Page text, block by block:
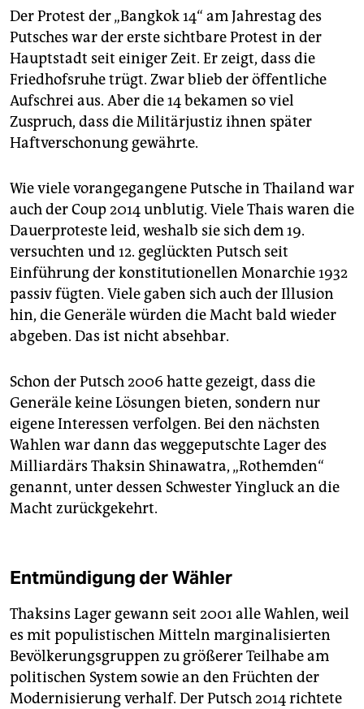
Der Protest der „Bangkok 14“ am Jahrestag des
Putsches war der erste sichtbare Protest in der
Hauptstadt seit einiger Zeit. Er zeigt, dass die
Friedhofsruhe trügt. Zwar blieb der öffentliche
Aufschrei aus. Aber die 14 bekamen so viel
Zuspruch, dass die Militärjustiz ihnen später
Haftverschonung gewährte.
Wie viele vorangegangene Putsche in Thailand war
auch der Coup 2014 unblutig. Viele Thais waren die
Dauerproteste leid, weshalb sie sich dem 19.
versuchten und 12. geglückten Putsch seit
Einführung der konstitutionellen Monarchie 1932
passiv fügten. Viele gaben sich auch der Illusion
hin, die Generäle würden die Macht bald wieder
abgeben. Das ist nicht absehbar.
Schon der Putsch 2006 hatte gezeigt, dass die
Generäle keine Lösungen bieten, sondern nur
eigene Interessen verfolgen. Bei den nächsten
Wahlen war dann das weggeputschte Lager des
Milliardärs Thaksin Shinawatra, „Rothemden“
genannt, unter dessen Schwester Yingluck an die
Macht zurückgekehrt.
Entmündigung der Wähler
Thaksins Lager gewann seit 2001 alle Wahlen, weil
es mit populistischen Mitteln marginalisierten
Bevölkerungsgruppen zu größerer Teilhabe am
politischen System sowie an den Früchten der
Modernisierung verhalf. Der Putsch 2014 richtete